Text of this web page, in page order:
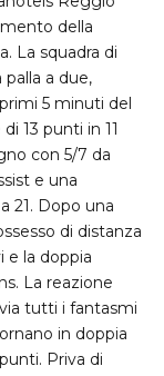
della
La squadra di
a due,
5 minuti del
13 punti in 11
con 5/7 da
e una
21. Dopo una
di distanza
e la doppia
La reazione
tutti i fantasmi
in doppia
Priva di